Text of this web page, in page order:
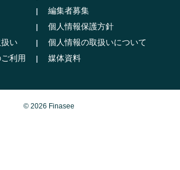
編集者募集
個人情報保護方針
い
個人情報の取扱いについて
利用
媒体資料
© 2026 Finasee